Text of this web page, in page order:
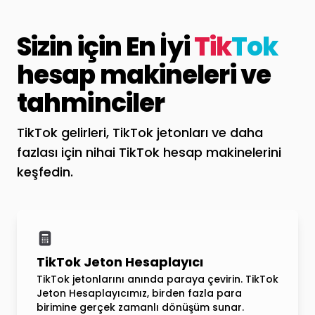
Sizin için En İyiTikTok
hesap makineleri ve
tahminciler
TikTok gelirleri, TikTok jetonları ve daha
fazlası için nihai TikTok hesap makinelerini
keşfedin.
TikTok Jeton Hesaplayıcı
TikTok jetonlarını anında paraya çevirin. TikTok
Jeton Hesaplayıcımız, birden fazla para
birimine gerçek zamanlı dönüşüm sunar.